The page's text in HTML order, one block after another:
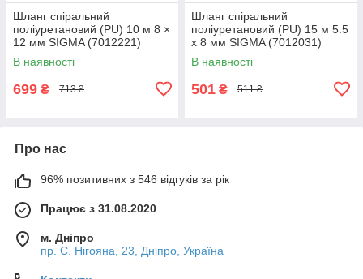
Шланг спіральний
поліуретановий (PU) 10 м 8 ×
12 мм SIGMA (7012221)
В наявності
699 ₴ 713 ₴
Шланг спіральний
поліуретановий (PU) 15 м 5.5
х 8 мм SIGMA (7012031)
В наявності
501 ₴ 511 ₴
Про нас
96% позитивних з 546 відгуків за рік
Працює з 31.08.2020
м. Дніпро
пр. С. Нігояна, 23, Дніпро, Україна